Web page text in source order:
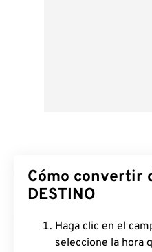
Cómo convertir
DESTINO
Haga clic en el
seleccione la hora